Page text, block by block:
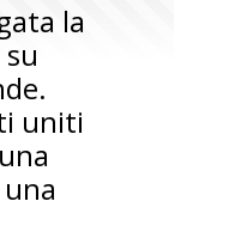
la
uniti